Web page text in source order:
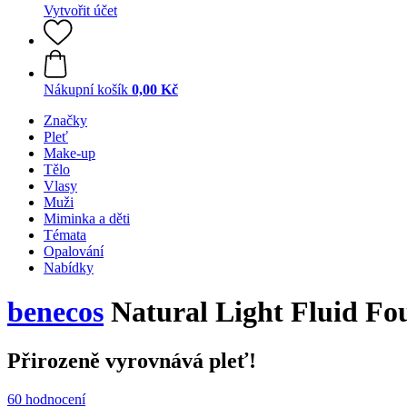
Vytvořit účet
Nákupní košík 0,00 Kč
Značky
Pleť
Make-up
Tělo
Vlasy
Muži
Miminka a děti
Témata
Opalování
Nabídky
benecos Natural Light Fluid
Přirozeně vyrovnává pleť!
60 hodnocení